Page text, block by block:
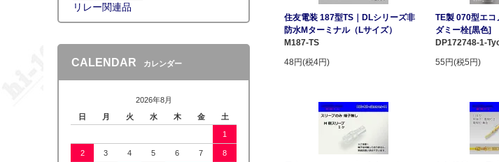
住友電装 187型TS｜DLシリーズ非
防水Mターミナル（Lサイズ）
M187-TS
48円(税4円)
TE製 070型エコ
ダミー栓[黒色]
DP172748-1-
55円(税5円)
リレー関連品
CALENDAR カレンダー
2026年8月
日
月 火 水 木 金 土
1
2 3 4 5 6 7 8